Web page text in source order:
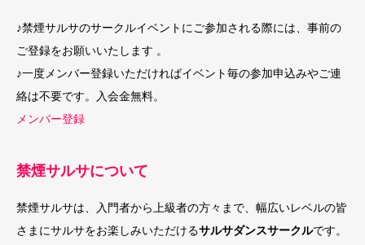
♪禁煙サルサのサークルイベントにご参加される際には、事前の
ご登録をお願いいたします 。
♪一度メンバー登録いただければイベント毎の参加申込みやご連
絡は不要です。入会金無料。
メンバー登録
禁煙サルサについて
禁煙サルサは、入門者から上級者の方々まで、幅広いレベルの皆
さまにサルサをお楽しみいただけるサルサダンスサークルです。